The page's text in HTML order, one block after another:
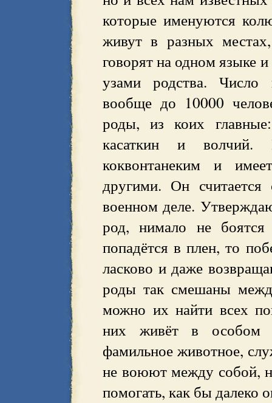
которые именуются
живут в разных
говорят на одном языке
узами родства. Число
вообще до 10000
роды, из коих
касаткин и волчий.
коквонтанеким и
другими. Он
военном деле.
род, нимало не
попадётся в плен, то
ласково и даже
роды так смешаны
можно их найти всех
них живёт в особом
фамильное животное,
не воюют между собой,
помогать, как бы далеко